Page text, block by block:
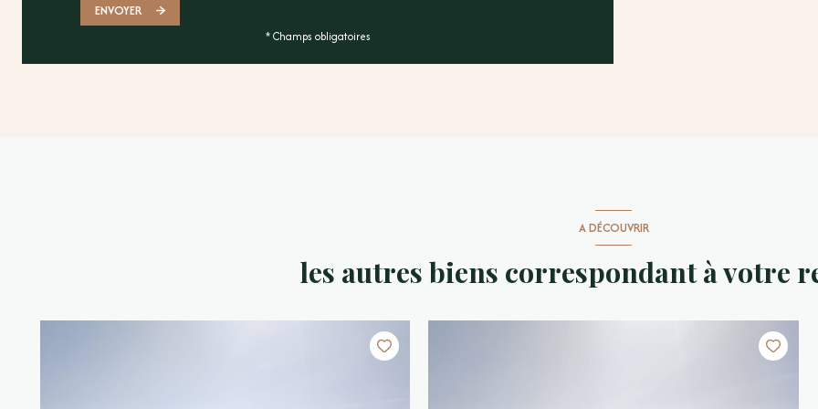
ENVOYER
* Champs obligatoires
A DÉCOUVRIR
les autres biens correspondant à votre